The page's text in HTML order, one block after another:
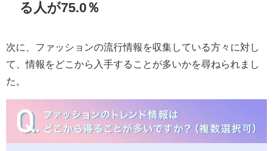
る人が75.0％
次に、ファッションの流行情報を収集している方々に対し
て、情報をどこから入手することが多いかを尋ねられまし
た。